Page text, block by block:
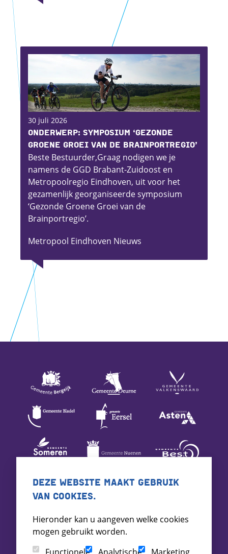
30 juli 2026
Onderwerp: Symposium ‘Gezonde
groene groei van de Brainportregio’
Beste Bestuurder,Graag nodigen we je
namens de GGD Brabant-Zuidoost en
Metropoolregio Eindhoven, uit voor het
gezamenlijk georganiseerde symposium
‘Gezonde Groene Groei van de
Brainportregio’.
Metropool Eindhoven Nieuws
DEZE WEBSITE MAAKT GEBRUIK
VAN COOKIES.
Hieronder kan u aangeven welke cookies
mogen gebruikt worden.